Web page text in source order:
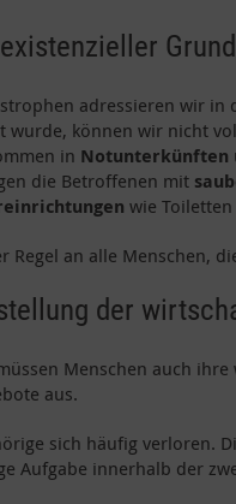
adressieren wir
wurde, können wir nicht
in Notunterkünften
die Betroffenen mit
wie
an alle Menschen,
der
Menschen auch
aus.
sich häufig verloren.
Aufgabe innerhalb der